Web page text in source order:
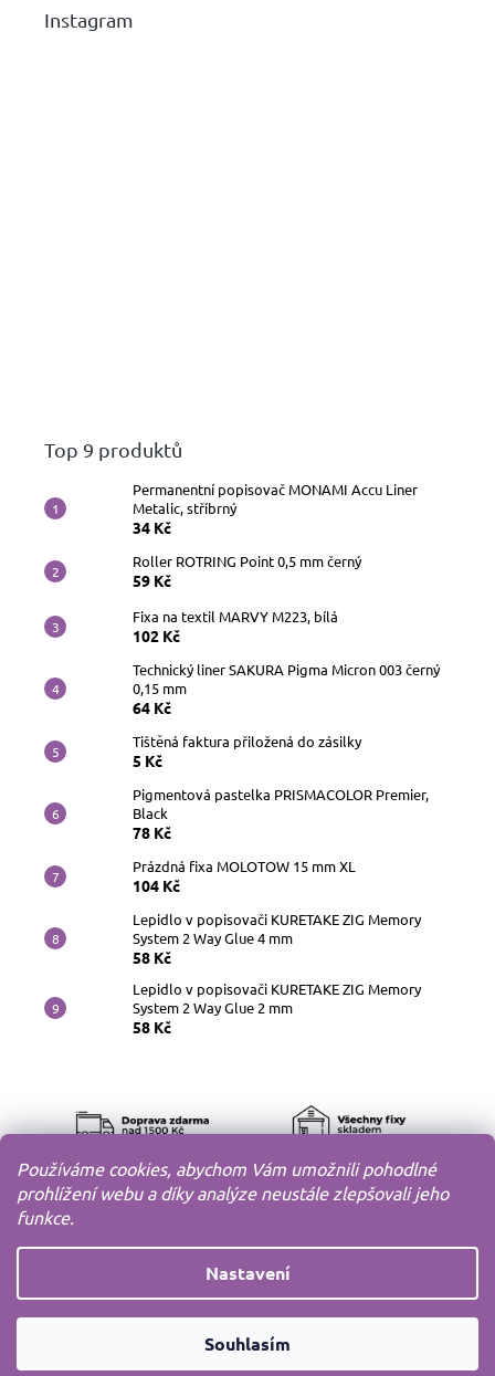
Používáme cookies, abychom Vám umožnili pohodlné
prohlížení webu a díky analýze neustále zlepšovali jeho
funkce.
Nastavení
Souhlasím
Instagram
Top 9 produktů
Permanentní popisovač MONAMI Accu Liner
Metalic, stříbrný
34 Kč
Roller ROTRING Point 0,5 mm černý
59 Kč
Fixa na textil MARVY M223, bílá
102 Kč
Technický liner SAKURA Pigma Micron 003 černý
0,15 mm
64 Kč
Tištěná faktura přiložená do zásilky
5 Kč
Pigmentová pastelka PRISMACOLOR Premier,
Black
78 Kč
Prázdná fixa MOLOTOW 15 mm XL
104 Kč
Lepidlo v popisovači KURETAKE ZIG Memory
System 2 Way Glue 4 mm
58 Kč
Lepidlo v popisovači KURETAKE ZIG Memory
System 2 Way Glue 2 mm
58 Kč
Shoptet